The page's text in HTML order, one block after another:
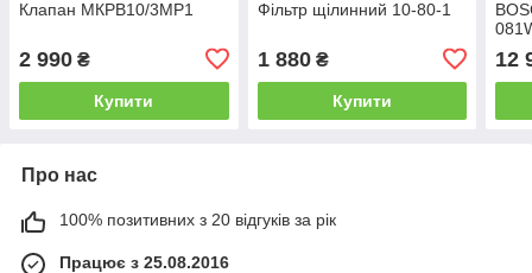
Клапан МКРВ10/3МР1
2 990 ₴
Купити
Фільтр щілинний 10-80-1
1 880₴
Купити
12
Про нас
100% позитивних з 20 відгуків за рік
Працює з 25.08.2016